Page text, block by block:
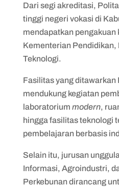
Dari segi akreditasi,
tinggi negeri vokasi di
mendapatkan pengakuan
Kementerian Pendidikan,
Teknologi.
Fasilitas yang ditawarkan
mendukung kegiatan
laboratorium modern,
hingga fasilitas teknologi
pembelajaran berbasis
Selain itu, jurusan
Informasi, Agroindustri,
Perkebunan dirancang